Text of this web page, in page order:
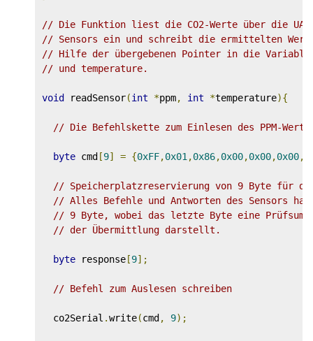
// Die Funktion liest die CO2-Werte über die
// Sensors ein und schreibt die ermittelten
// Hilfe der übergebenen Pointer in die Variablen
// und temperature.
void readSensor(int *ppm, int *temperature){
// Die Befehlskette zum Einlesen des PPM-
byte cmd [9] = {0xFF,0x01,0x86,0x00,0x00,0x00,
// Speicherplatzreservierung von 9 Byte für
// Alles Befehle und Antworten des Sensors
// 9 Byte, wobei das letzte Byte eine
// der Übermittlung darstellt.
byte response [9];
// Befehl zum Auslesen schreiben
co2Serial .write(cmd , 9);